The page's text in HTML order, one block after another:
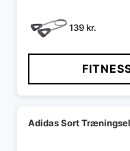
139kr.
Adidas Sort